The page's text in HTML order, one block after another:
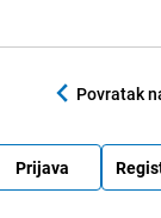
Povratak
Prijava